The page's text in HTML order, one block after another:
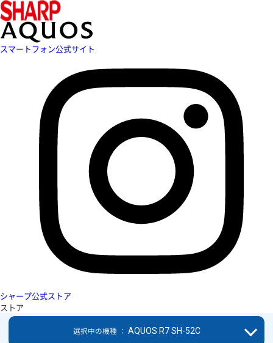
スマートフォン公式サイト
シャープ公式ストア
ストア
選択中の機種 ： AQUOS R7 SH-52C